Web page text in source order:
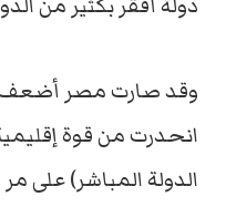
دولةً أفقر بكثير من
وقد صارت مصر أضعف
انحدرت من قوة
الدولة المباشر) على